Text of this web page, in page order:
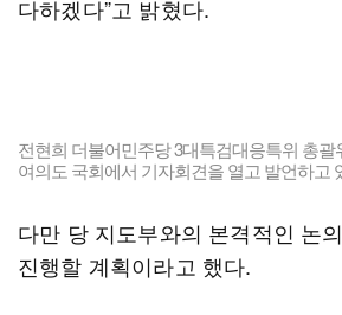
다하겠다”고 밝혔다.
전현희 더불어민주당 3대특검대응특위 총괄
여의도 국회에서 기자회견을 열고 발언하고
다만 당 지도부와의 본격적인 논
진행할 계획이라고 했다.